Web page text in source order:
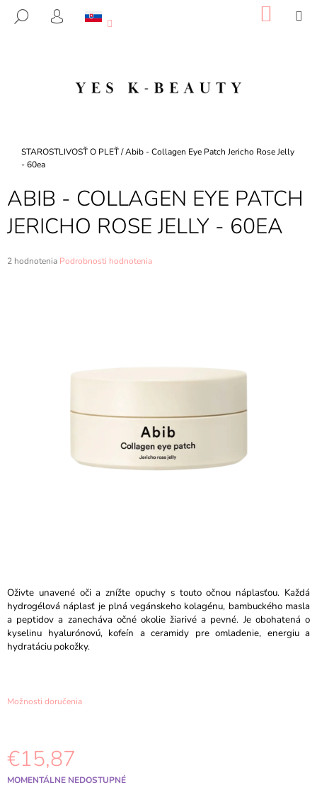
HĽADAŤ
PRIHLÁSENIE KOŠÍK
Domov
STAROSTLIVOSŤ O PLEŤ/Abib - Collagen Eye Patch Jericho Rose Jelly
- 60ea
ABIB - COLLAGEN EYE PATCH
JERICHO ROSE JELLY - 60EA
Priemerné
2 hodnotenia Podrobnosti hodnotenia
Oživte unavené oči a znížte opuchy s touto očnou náplasťou. Každá
hydrogélová náplasť je plná vegánskeho kolagénu, bambuckého masla
a peptidov a zanecháva očné okolie žiarivé a pevné. Je obohatená o
kyselinu hyalurónovú, kofeín a ceramidy pre omladenie, energiu a
hydratáciu pokožky.
Možnosti doručenia
€15,87
Jednotková
MOMENTÁLNE NEDOSTUPNÉ
T
R
E
B
U
E
R
Ú
Č
A
M
-
REVERSE
15ML
€3,98